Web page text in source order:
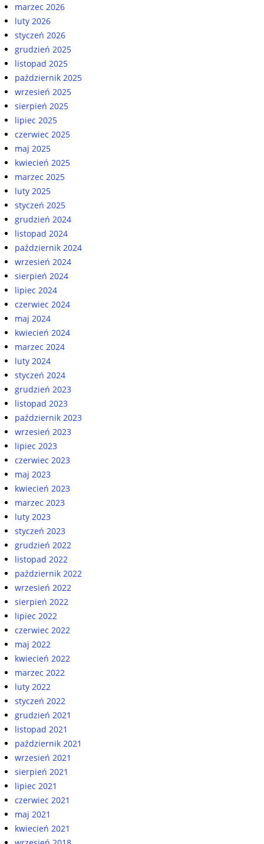
marzec 2026
luty 2026
styczeń 2026
grudzień 2025
listopad 2025
październik 2025
wrzesień 2025
sierpień 2025
lipiec 2025
czerwiec 2025
maj 2025
kwiecień 2025
marzec 2025
luty 2025
styczeń 2025
grudzień 2024
listopad 2024
październik 2024
wrzesień 2024
sierpień 2024
lipiec 2024
czerwiec 2024
maj 2024
kwiecień 2024
marzec 2024
luty 2024
styczeń 2024
grudzień 2023
listopad 2023
październik 2023
wrzesień 2023
lipiec 2023
czerwiec 2023
maj 2023
kwiecień 2023
marzec 2023
luty 2023
styczeń 2023
grudzień 2022
listopad 2022
październik 2022
wrzesień 2022
sierpień 2022
lipiec 2022
czerwiec 2022
maj 2022
kwiecień 2022
marzec 2022
luty 2022
styczeń 2022
grudzień 2021
listopad 2021
październik 2021
wrzesień 2021
sierpień 2021
lipiec 2021
czerwiec 2021
maj 2021
kwiecień 2021